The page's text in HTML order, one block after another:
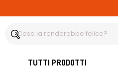
TUTTI PRODOTTI